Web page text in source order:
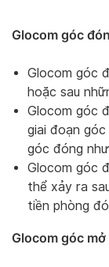
Glocom góc
Glocom góc
hoặc sau
Glocom góc
giai đoạn
góc đóng
Glocom góc
thể xảy ra
tiền phòng
Glocom góc